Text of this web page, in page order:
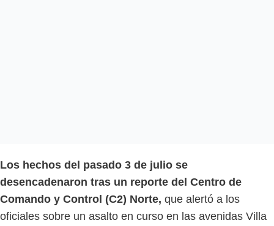
Los hechos del pasado 3 de julio se
desencadenaron tras un reporte del Centro de
Comando y Control (C2) Norte, que alertó a los
oficiales sobre un asalto en curso en las avenidas Villa